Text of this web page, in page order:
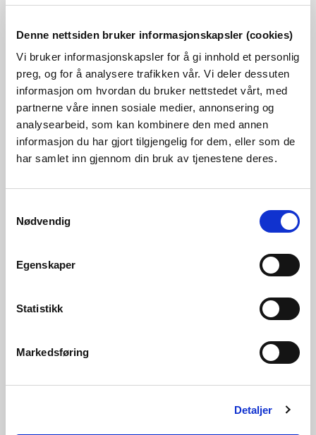
Denne nettsiden bruker informasjonskapsler (cookies)
Vi bruker informasjonskapsler for å gi innhold et personlig
preg, og for å analysere trafikken vår. Vi deler dessuten
informasjon om hvordan du bruker nettstedet vårt, med
partnerne våre innen sosiale medier, annonsering og
analysearbeid, som kan kombinere den med annen
informasjon du har gjort tilgjengelig for dem, eller som de
har samlet inn gjennom din bruk av tjenestene deres.
Nødvendig
Egenskaper
Statistikk
Markedsføring
Detaljer
Lede får bygge transformatorstasjon i
Bamble kommune